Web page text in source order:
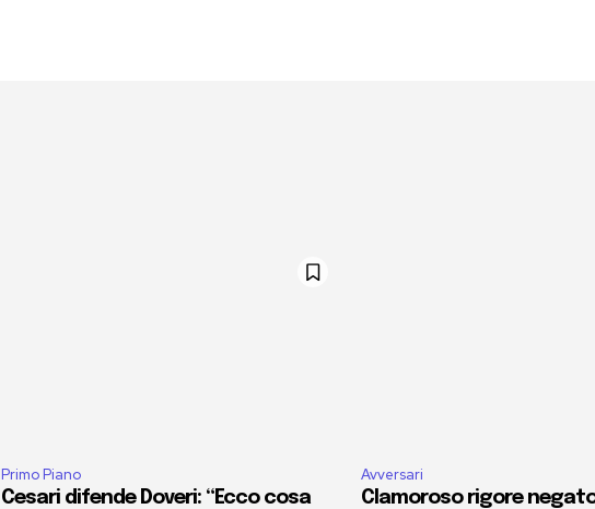
Primo Piano
Cesari difende Doveri: “Ecco cosa
Avversari
Clamoroso rigore